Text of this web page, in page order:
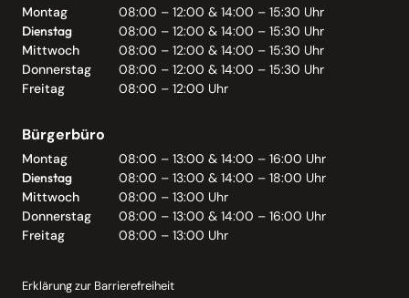
Montag
08:00 – 12:00 & 14:00 – 15:30 Uhr
Dienstag
08:00 – 12:00 & 14:00 – 15:30 Uhr
Mittwoch
08:00 – 12:00 & 14:00 – 15:30 Uhr
Donnerstag
08:00 – 12:00 & 14:00 – 15:30 Uhr
Freitag
08:00 – 12:00 Uhr
Bürgerbüro
Montag
08:00 – 13:00 & 14:00 – 16:00 Uhr
Dienstag
08:00 – 13:00 & 14:00 – 18:00 Uhr
Mittwoch
08:00 – 13:00 Uhr
Donnerstag
08:00 – 13:00 & 14:00 – 16:00 Uhr
Freitag
08:00 – 13:00 Uhr
Erklärung zur Barrierefreiheit